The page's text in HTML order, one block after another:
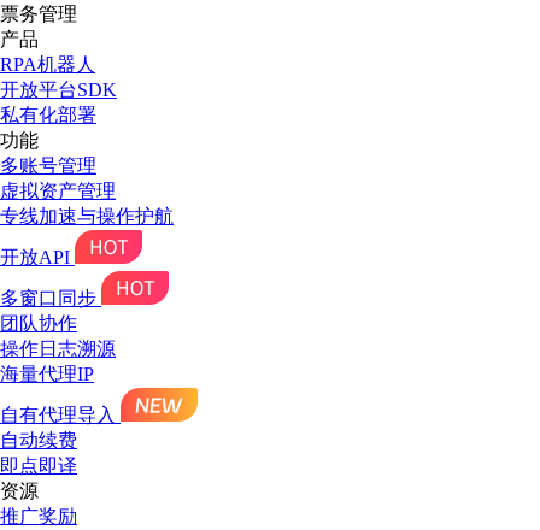
票务管理
产品
RPA机器人
开放平台SDK
私有化部署
功能
多账号管理
虚拟资产管理
专线加速与操作护航
开放API
多窗口同步
团队协作
操作日志溯源
海量代理IP
自有代理导入
自动续费
即点即译
资源
推广奖励